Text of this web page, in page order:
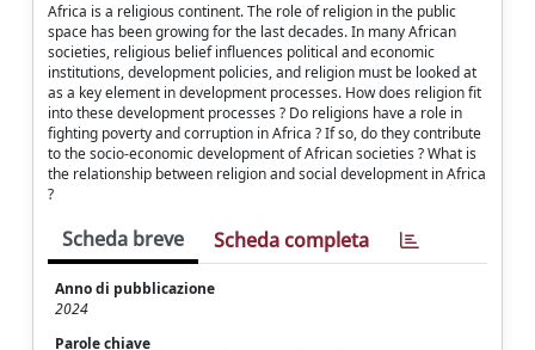
Africa is a religious continent. The role of religion in the public
space has been growing for the last decades. In many African
societies, religious belief influences political and economic
institutions, development policies, and religion must be looked at
as a key element in development processes. How does religion fit
into these development processes ? Do religions have a role in
fighting poverty and corruption in Africa ? If so, do they contribute
to the socio-economic development of African societies ? What is
the relationship between religion and social development in Africa
?
Scheda breve Scheda completa
Anno di pubblicazione
2024
Parole chiave